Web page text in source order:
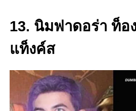
13. นิมฟาดอร่า ท็อ
แท็งค์ส